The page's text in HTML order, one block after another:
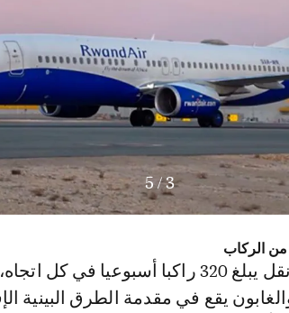
3
/
5
بمتوسط حركة نقل يبلغ 320 راكبا
يقع في مقدمة الطرق البينية